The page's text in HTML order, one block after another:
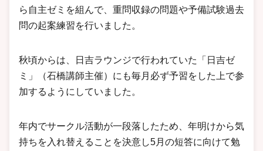
ら自主ゼミを組んで、重問収録の問題や予備試験過去
問の起案練習を行いました。
秋頃からは、日吉ラウンジで行われていた「日吉ゼ
ミ」（石橋講師主催）にも毎月必ず予習をした上で参
加するようにしていました。
年内でサークル活動が一段落したため、年明けから気
持ちを入れ替えることを決意し5月の短答に向けて勉